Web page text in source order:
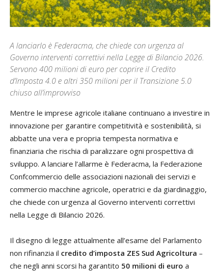
A lanciarlo è Federacma, che chiede con urgenza al
Governo interventi correttivi nella Legge di Bilancio 2026.
Servono 400 milioni di euro per coprire il Credito
d’Imposta 4.0 e altri 350 milioni per il Transizione 5.0
chiuso all’improvviso
Mentre le imprese agricole italiane continuano a investire in
innovazione per garantire competitività e sostenibilità, si
abbatte una vera e propria tempesta normativa e
finanziaria che rischia di paralizzare ogni prospettiva di
sviluppo. A lanciare l’allarme è Federacma, la Federazione
Confcommercio delle associazioni nazionali dei servizi e
commercio macchine agricole, operatrici e da giardinaggio,
che chiede con urgenza al Governo interventi correttivi
nella Legge di Bilancio 2026.
Il disegno di legge attualmente all’esame del Parlamento
non rifinanzia il credito d’imposta ZES Sud Agricoltura –
che negli anni scorsi ha garantito 50 milioni di euro a